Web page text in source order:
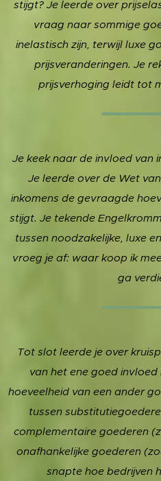
stijgt? Je leerde over
vraag naar sommige
inelastisch zijn, terwijl luxe
prijsveranderingen. Je
prijsverhoging leidt tot
Je keek naar de invloed van
Je leerde over de Wet
inkomens de gevraagde
stijgt. Je tekende
tussen noodzakelijke, luxe
vroeg je af: waar koop ik
ga
Tot slot leerde je over
van het ene goed
hoeveelheid van een ander
tussen
complementaire goederen
onafhankelijke goederen
snapte hoe bedrijven